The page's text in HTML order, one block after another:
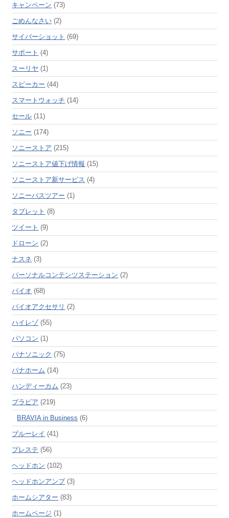
キャンペーン (73)
ごめんなさい (2)
サイバーショット (69)
サポート (4)
スーリヤ (1)
スピーカー (44)
スマートウォッチ (14)
セール (11)
ソニー (174)
ソニーストア (215)
ソニーストア値下げ情報 (15)
ソニーストア新サービス (4)
ソニーバスツアー (1)
タブレット (8)
ツイート (9)
ドローン (2)
ナスネ (3)
パーソナルコンテンツステーション (2)
バイオ (68)
バイオアクセサリ (2)
ハイレゾ(55)
パソコン (1)
パナソニック (75)
パナホーム (14)
ハンディーカム (23)
ブラビア (219)
BRAVIA in Business (6)
ブルーレイ (41)
プレステ (56)
ヘッドホン (102)
ヘッドホンアンプ(3)
ホームシアター (83)
ホームページ (1)